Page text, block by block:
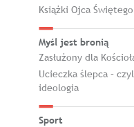
Książki Ojca Świętego
Myśl jest bronią
Zasłużony dla
Ucieczka ślepca –
ideologia
Sport